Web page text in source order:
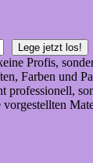
Lege jetzt los!
Profis,
Farben und
professionell,